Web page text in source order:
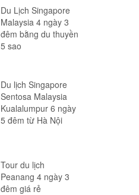
Du Lịch Singapore
Malaysia 4 ngày 3
đêm bằng du thuyền
5 sao
Du lịch Singapore
Sentosa Malaysia
Kualalumpur 6 ngày
5 đêm từ Hà Nội
Tour du lịch
Peanang 4 ngày 3
đêm giá rẻ